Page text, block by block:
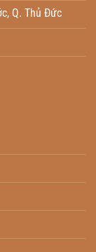
Q. Thủ Đức